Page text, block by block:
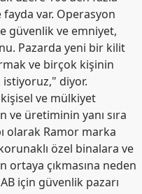
var. Operasyon
güvenlik ve emniyet,
Pazarda yeni bir kilit
ve birçok kişinin
diyor.
ve mülkiyet
ve üretiminin yanı sıra
olarak Ramor marka
özel binalara ve
ortaya çıkmasına neden
için güvenlik pazarı